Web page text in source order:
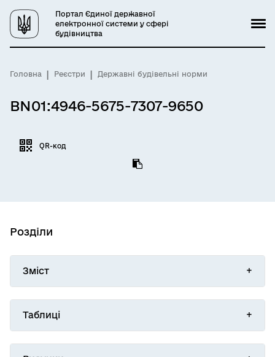
Портал Єдиної державної
електронної системи у сфері
будівництва
Головна Реєстри Державні будівельні норми
BN01:4946-5675-7307-9650
QR-код
Розділи
Зміст
Таблиці